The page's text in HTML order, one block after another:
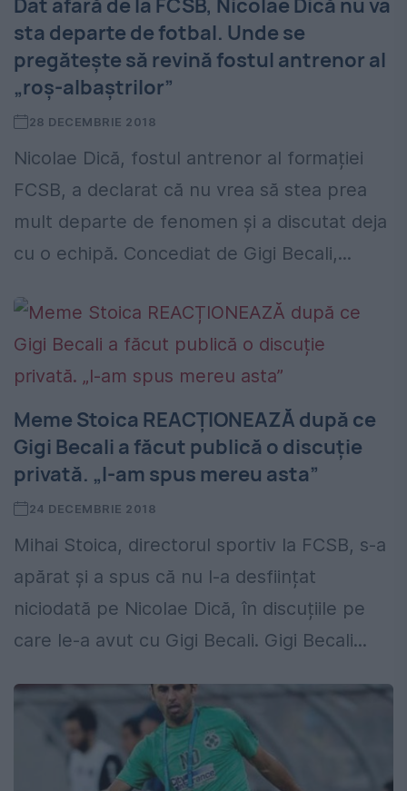
sta departe de fotbal. Unde se
pregătește să revină fostul antrenor al
„roș-albaștrilor”
28 DECEMBRIE 2018
Nicolae Dică, fostul antrenor al formației
FCSB, a declarat că nu vrea să stea prea
mult departe de fenomen și a discutat deja
cu o echipă. Concediat de Gigi Becali,...
Meme Stoica REACȚIONEAZĂ după ce
Gigi Becali a făcut publică o discuție
privată. „I-am spus mereu asta”
24 DECEMBRIE 2018
Mihai Stoica, directorul sportiv la FCSB, s-a
apărat și a spus că nu l-a desființat
niciodată pe Nicolae Dică, în discuțiile pe
care le-a avut cu Gigi Becali. Gigi Becali...